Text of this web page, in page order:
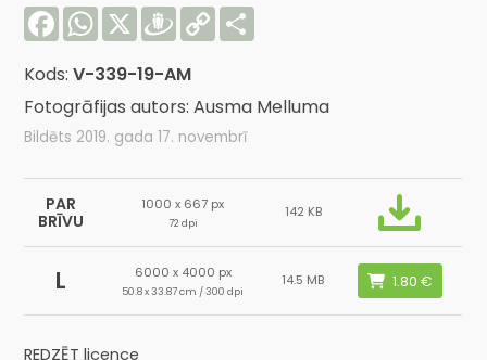
FacebookWhatsApp
X Draugiem
Copy
Link
Kods:V-339-19-AM
Fotogrāfijas autors: Ausma Melluma
Bildēts 2019. gada 17. novembrī
PAR
BRĪVU
1000 x 667 px
72 dpi
142 KB
L 6000 x 4000 px
50.8 x 33.87 cm / 300 dpi
14.5 MB
REDZĒT licence